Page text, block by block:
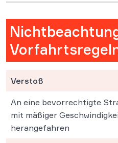
Verstoß
An eine bevorrechtigte
mit mäßiger
herangefahren